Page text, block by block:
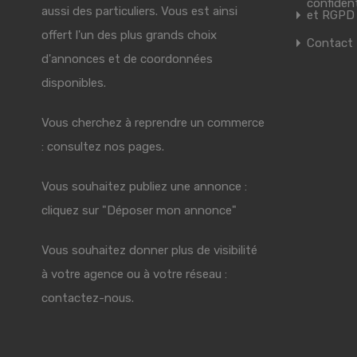
aussi des particuliers. Vous est ainsi
offert l'un des plus grands choix
d'annonces et de coordonnées
disponibles.
Vous cherchez à reprendre un commerce
: consultez nos pages.
Vous souhaitez publiez une annonce :
cliquez sur "Déposer mon annonce"
Vous souhaitez donner plus de visibilité
à votre agence ou à votre réseau :
contactez-nous.
et RGPD
Contact